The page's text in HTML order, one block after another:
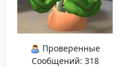
Проверенные
Сообщений: 318